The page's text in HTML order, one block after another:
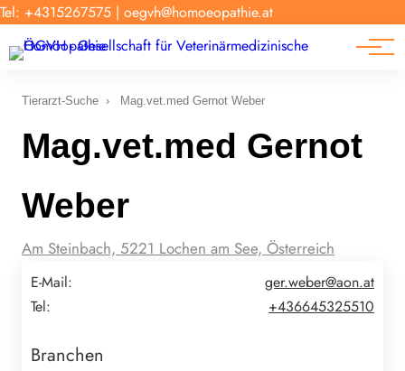
Tel: +4315267575 | oegvh@homoeopathie.at
Tierarzt-Suche
Forschung
News
Links
Tierarzt-Suche › Mag.vet.med Gernot Weber
Mag.vet.med Gernot
Weber
Am Steinbach, 5221 Lochen am See, Österreich
E-Mail:
ger.weber@aon.at
Tel:
+436645325510
Branchen